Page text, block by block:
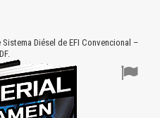
Diésel de EFI Convencional –